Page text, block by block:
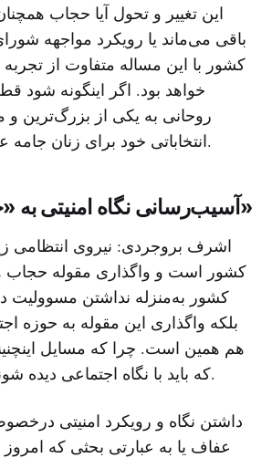
این تغییر و تحول آیا حجاب
باقی می‌ماند یا رویکرد مواجهه
کشور با این مساله متفاوت از
خواهد بود. اگر اینگونه شود
روحانی به یکی از بزرگ‌ترین و
انتخاباتی خود برای زنان جامه عمل پوشانده است.
آسیب‌رسانی نگاه امنیتی به «حجاب و عفاف»
اشرف بروجردی: نیروی انتظامی
کشور است و واگذاری مقوله حجاب
کشور به‌منزله نداشتن مسوولیت
بلکه واگذاری این مقوله به حوزه
هم همین است. چرا که مسایل
که باید با نگاه اجتماعی دیده شوند و نه نگاه امنیتی.
داشتن نگاه و رویکرد امنیتی
عفاف یا به عبارتی بحثی که